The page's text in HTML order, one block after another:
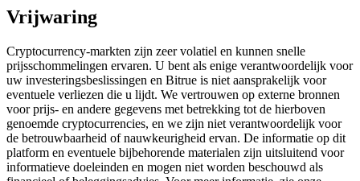
Register & Trade to Win 500,000 USDT
Precious Metals Trading Carnival
Trade Gold & Silver · 33,333 USDT Bonus
Vrijwaring
Cryptocurrency-markten zijn zeer volatiel en kunnen snelle
prijsschommelingen ervaren. U bent als enige verantwoordelijk voor
uw investeringsbeslissingen en Bitrue is niet aansprakelijk voor
eventuele verliezen die u lijdt. We vertrouwen op externe bronnen
voor prijs- en andere gegevens met betrekking tot de hierboven
genoemde cryptocurrencies, en we zijn niet verantwoordelijk voor
de betrouwbaarheid of nauwkeurigheid ervan. De informatie op dit
platform en eventuele bijbehorende materialen zijn uitsluitend voor
informatieve doeleinden en mogen niet worden beschouwd als